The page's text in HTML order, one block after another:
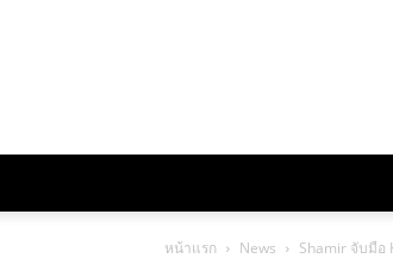
หน้าแรก News Shamir จับมือ